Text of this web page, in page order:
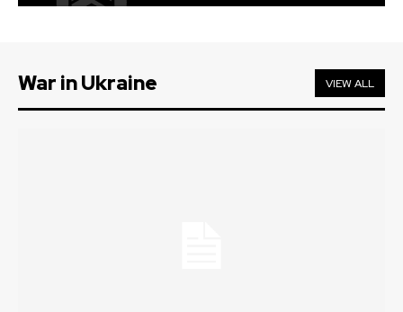
War in Ukraine VIEW ALL